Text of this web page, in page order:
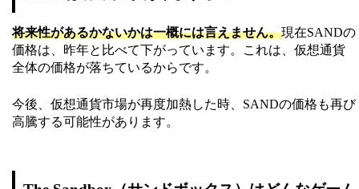
将来性があるかないかは一概には言えません。現在SANDの
価格は、昨年と比べて下がっています。これは、仮想通貨
全体の価格が落ちているからです。
今後、仮想通貨市場が再度加熱した時、SANDの価格も再び
高騰する可能性があります。